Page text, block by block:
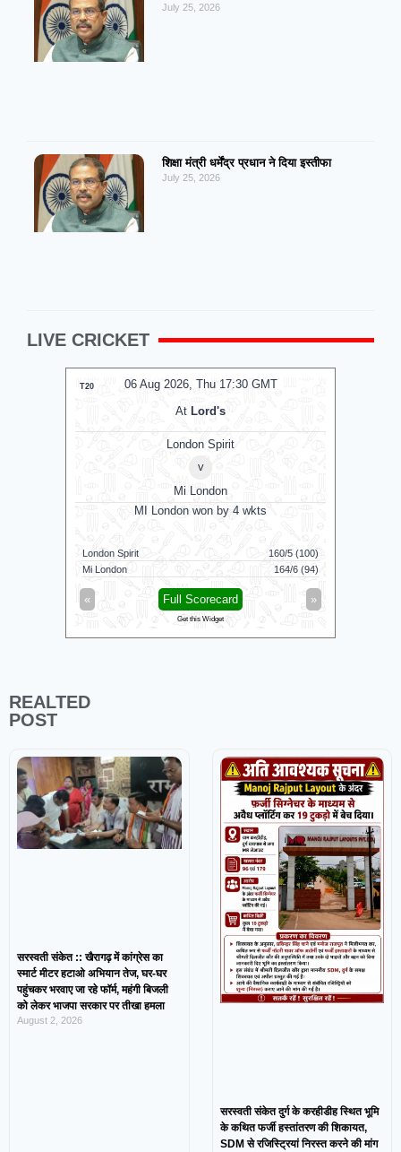
July 25, 2026
शिक्षा मंत्री धर्मेंद्र प्रधान ने दिया इस्तीफा
July 25, 2026
LIVE CRICKET
06 Aug 2026, Thu 14:00 GMT
T20
At Lord's
London Spirit Women
v
Mi London Women
MI London Women won by 3 runs
Mi London Women
122/9 (100)
London Spirit Women
119/8 (100)
« »
Full Scorecard
Get this Widget
REALTED
POST
सरस्वती संकेत :: खैरागढ़ में कांग्रेस का
स्मार्ट मीटर हटाओ अभियान तेज, घर-घर
पहुंचकर भरवाए जा रहे फॉर्म, महंगी बिजली
को लेकर भाजपा सरकार पर तीखा हमला
August 2, 2026
सरस्वती संकेत दुर्ग के करहीडीह स्थित भूमि
के कथित फर्जी हस्तांतरण की शिकायत,
SDM से रजिस्ट्रियां निरस्त करने की मांग